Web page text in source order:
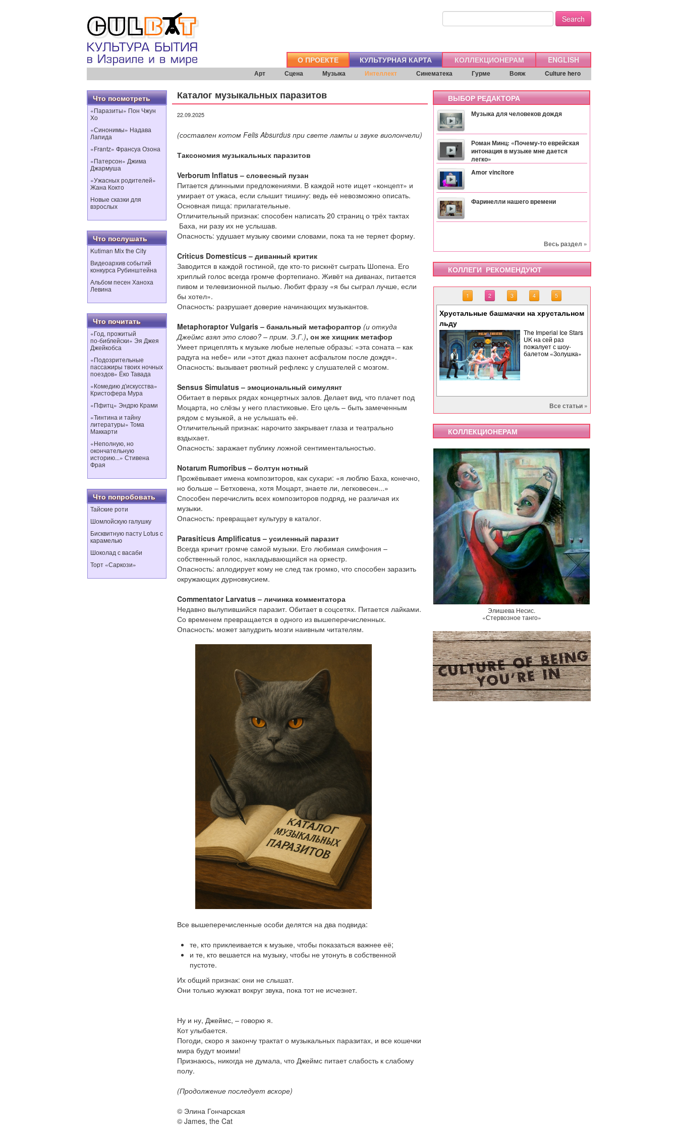
Search
О ПРОЕКТЕ КУЛЬТУРНАЯ КАРТА КОЛЛЕКЦИОНЕРАМ ENGLISH
Арт Сцена Музыка Интеллект Синематека Гурме Вояж Culture hero
Что посмотреть
«Паразиты» Пон Чжун
Хо
«Синонимы» Надава
Лапида
«Frantz» Франсуа Озона
«Патерсон» Джима
Джармуша
«Ужасных родителей»
Жана Кокто
Новые сказки для
взрослых
Что послушать
Kutiman Mix the City
Видеоархив событий
конкурса Рубинштейна
Альбом песен Ханоха
Левина
Что почитать
«Год, прожитый
по‑библейски» Эя Джея
Джейкобса
«Подозрительные
пассажиры твоих ночных
поездов» Ёко Тавада
«Комедию д'искусства»
Кристофера Мура
«Пфитц» Эндрю Крами
«Тинтина и тайну
литературы» Тома
Маккарти
«Неполную, но
окончательную
историю...» Стивена
Фрая
Что попробовать
Тайские роти
Шомлойскую галушку
Бисквитную пасту Lotus с
карамелью
Шоколад с васаби
Торт «Саркози»
Каталог музыкальных паразитов
22.09.2025
(составлен котом Felis Absurdus при свете лампы и звуке виолончели)
Таксономия музыкальных паразитов
Verborum Inflatus – словесный пузан
Питается длинными предложениями. В каждой ноте ищет «концепт» и
умирает от ужаса, если слышит тишину: ведь её невозможно описать.
Основная пища: прилагательные.
Отличительный признак: способен написать 20 страниц о трёх тактах
Баха, ни разу их не услышав.
Опасность: удушает музыку своими словами, пока та не теряет форму.
Criticus Domesticus – диванный критик
Заводится в каждой гостиной, где кто-то рискнёт сыграть Шопена. Его
хриплый голос всегда громче фортепиано. Живёт на диванах, питается
пивом и телевизионной пылью. Любит фразу «я бы сыграл лучше, если
бы хотел».
Опасность: разрушает доверие начинающих музыкантов.
Metaphoraptor Vulgaris – банальный метафораптор (и откуда
Джеймс взял это слово? – прим. Э.Г.), он же хищник метафор
Умеет прицеплять к музыке любые нелепые образы: «эта соната – как
радуга на небе» или «этот джаз пахнет асфальтом после дождя».
Опасность: вызывает рвотный рефлекс у слушателей с мозгом.
Sensus Simulatus – эмоциональный симулянт
Обитает в первых рядах концертных залов. Делает вид, что плачет под
Моцарта, но слёзы у него пластиковые. Его цель – быть замеченным
рядом с музыкой, а не услышать её.
Отличительный признак: нарочито закрывает глаза и театрально
вздыхает.
Опасность: заражает публику ложной сентиментальностью.
Notarum Rumoribus – болтун нотный
Прожёвывает имена композиторов, как сухари: «я люблю Баха, конечно,
но больше – Бетховена, хотя Моцарт, знаете ли, легковесен...»
Способен перечислить всех композиторов подряд, не различая их
музыки.
Опасность: превращает культуру в каталог.
Parasiticus Amplificatus – усиленный паразит
Всегда кричит громче самой музыки. Его любимая симфония –
собственный голос, накладывающийся на оркестр.
Опасность: аплодирует кому не след так громко, что способен заразить
окружающих дурновкусием.
Commentator Larvatus – личинка комментатора
Недавно вылупившийся паразит. Обитает в соцсетях. Питается лайками.
Со временем превращается в одного из вышеперечисленных.
Опасность: может запудрить мозги наивным читателям.
Все вышеперечисленные особи делятся на два подвида:
те, кто приклеивается к музыке, чтобы показаться важнее её;
и те, кто вешается на музыку, чтобы не утонуть в собственной
пустоте.
Их общий признак: они не слышат.
Они только жужжат вокруг звука, пока тот не исчезнет.
Ну и ну, Джеймс, – говорю я.
Кот улыбается.
Погоди, скоро я закончу трактат о музыкальных паразитах, и все кошечки
мира будут моими!
Признаюсь, никогда не думала, что Джеймс питает слабость к слабому
полу.
(Продолжение последует вскоре)
© Элина Гончарская
© James, the Cat
ВЫБОР РЕДАКТОРА
Музыка для человеков дождя
Роман Минц: «Почему-то еврейская
интонация в музыке мне дается
легко»
Amor vincitore
Фаринелли нашего времени
Весь раздел »
КОЛЛЕГИ РЕКОМЕНДУЮТ
1 2 3 4 5
Хрустальные башмачки на хрустальном
льду
The Imperial Ice Stars
UK на сей раз
пожалует с шоу-
балетом «Золушка»
Все статьи »
КОЛЛЕКЦИОНЕРАМ
Элишева Несис.
«Стервозное танго»